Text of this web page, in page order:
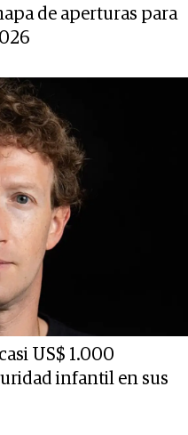
de aperturas para
US$ 1.000
infantil en sus